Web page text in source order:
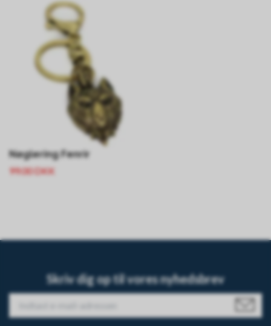
Nøglering Fenrir
99.00 DKK
Skriv dig op til vores nyhedsbrev